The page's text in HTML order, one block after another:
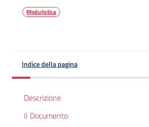
Modulistica
Indice della pagina
Descrizione
Il Documento